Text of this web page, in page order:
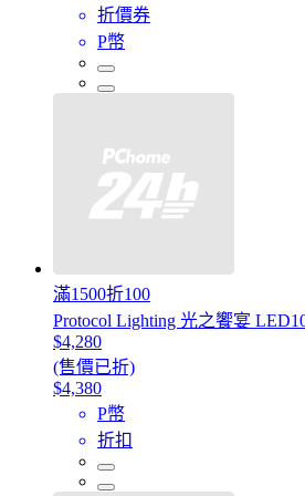
折價券
P幣
滿1500折100
Protocol Lighting 光之饗宴
$4,280
(售價已折)
$4,380
P幣
折扣